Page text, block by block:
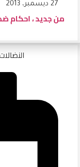
27 ديسمبر، 2013